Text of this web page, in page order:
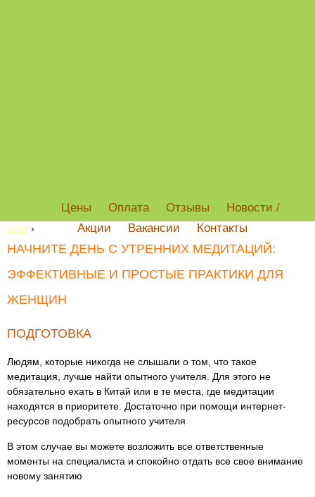
Цены Оплата Отзывы
Новости /
Акции
Вакансии Контакты
Блог ›
НАЧНИТЕ ДЕНЬ С УТРЕННИХ МЕДИТАЦИЙ:
ЭФФЕКТИВНЫЕ И ПРОСТЫЕ ПРАКТИКИ ДЛЯ
ЖЕНЩИН
ПОДГОТОВКА
Людям, которые никогда не слышали о том, что такое
медитация, лучше найти опытного учителя. Для этого не
обязательно ехать в Китай или в те места, где медитации
находятся в приоритете. Достаточно при помощи интернет-
ресурсов подобрать опытного учителя
В этом случае вы можете возложить все ответственные
моменты на специалиста и спокойно отдать все свое внимание
новому занятию